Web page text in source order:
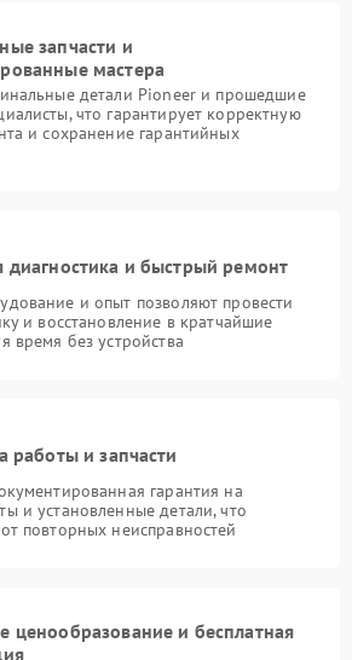
запчасти и
мастера
детали Pioneer и прошедшие
что гарантирует корректную
и сохранение гарантийных
диагностика и быстрый ремонт
и опыт позволяют провести
и восстановление в кратчайшие
время без устройства
работы и запчасти
гарантия на
и установленные детали, что
повторных неисправностей
ценообразование и бесплатная